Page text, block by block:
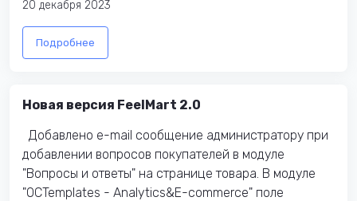
20 декабря 2023
Подробнее
Новая версия FeelMart 2.0
Добавлено e-mail сообщение администратору при
добавлении вопросов покупателей в модуле
"Вопросы и ответы" на странице товара. В модуле
"OCTemplates - Analytics&E-commerce" поле